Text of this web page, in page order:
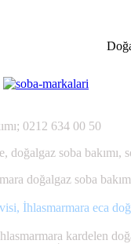
0212 634 00 50
soba
doğalgaz soba
İhlasmarmara eca
kardelen